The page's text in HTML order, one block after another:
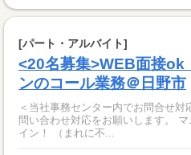
[パート・アルバイト]
<20名募集>WEB面接
ンのコール業務＠日野市
＜当社事務センター内でお問合せ対応など＞ 申込方法
問い合わせ対応をお願いします。
イン！ （まれに不...